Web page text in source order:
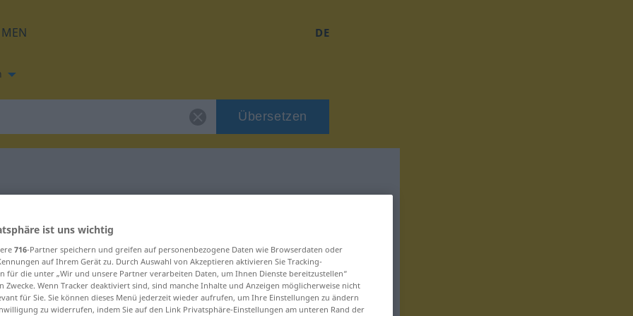
DE
Übersetzen
für "serafic"
ist uns wichtig
716-Partner speichern und greifen auf personenbezogene Daten wie Browserdaten oder
auf Ihrem Gerät zu. Durch Auswahl von Akzeptieren aktivieren Sie Tracking-
für die unter „Wir und unsere Partner verarbeiten Daten, um Ihnen Dienste bereitzustellen“
Zwecke. Wenn Tracker deaktiviert sind, sind manche Inhalte und Anzeigen möglicherweise nicht
für Sie. Sie können dieses Menü jederzeit wieder aufrufen, um Ihre Einstellungen zu ändern
zu widerrufen, indem Sie auf den Link Privatsphäre-Einstellungen am unteren Rand der